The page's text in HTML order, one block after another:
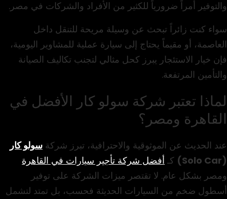
والتوفير أمراً ضرورياً للكثير من الأفراد والشركات في مصر.
سواء كنت زائراً تبحث عن وسيلة مريحة للتنقل داخل
العاصمة، أو مقيماً يحتاج إلى سيارة عملية للمشاوير اليومية،
فإن خيار الاستئجار يبرز كحل مثالي لتجنب تكاليف الصيانة
والتأمين المرتفعة.
لماذا تعتبر شركة سولو كار الأفضل في
القاهرة ومصر؟
عند الحديث عن الموثوقية والاحترافية، تبرز شركة سولو كار
(Solo Car)
كـ أفضل شركة تأجير سيارات في القاهرة
ومصر بشكل عام. لا تقتصر ميزات الشركة على توفير
أسطول ضخم من السيارات الحديثة فحسب، بل تمتد لتشمل